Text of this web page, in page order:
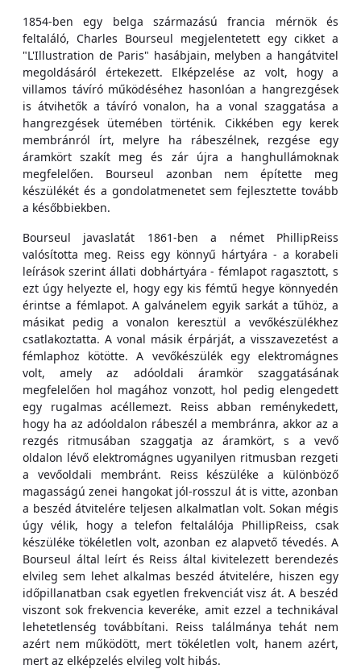
1854-ben egy belga származású francia mérnök és
feltaláló, Charles Bourseul megjelentetett egy cikket a
"L'Illustration de Paris" hasábjain, melyben a hangátvitel
megoldásáról értekezett. Elképzelése az volt, hogy a
villamos távíró működéséhez hasonlóan a hangrezgések
is átvihetők a távíró vonalon, ha a vonal szaggatása a
hangrezgések ütemében történik. Cikkében egy kerek
membránról írt, melyre ha rábeszélnek, rezgése egy
áramkört szakít meg és zár újra a hanghullámoknak
megfelelően. Bourseul azonban nem építette meg
készülékét és a gondolatmenetet sem fejlesztette tovább
a későbbiekben.
Bourseul javaslatát 1861-ben a német PhillipReiss
valósította meg. Reiss egy könnyű hártyára - a korabeli
leírások szerint állati dobhártyára - fémlapot ragasztott, s
ezt úgy helyezte el, hogy egy kis fémtű hegye könnyedén
érintse a fémlapot. A galvánelem egyik sarkát a tűhöz, a
másikat pedig a vonalon keresztül a vevőkészülékhez
csatlakoztatta. A vonal másik érpárját, a visszavezetést a
fémlaphoz kötötte. A vevőkészülék egy elektromágnes
volt, amely az adóoldali áramkör szaggatásának
megfelelően hol magához vonzott, hol pedig elengedett
egy rugalmas acéllemezt. Reiss abban reménykedett,
hogy ha az adóoldalon rábeszél a membránra, akkor az a
rezgés ritmusában szaggatja az áramkört, s a vevő
oldalon lévő elektromágnes ugyanilyen ritmusban rezgeti
a vevőoldali membránt. Reiss készüléke a különböző
magasságú zenei hangokat jól-rosszul át is vitte, azonban
a beszéd átvitelére teljesen alkalmatlan volt. Sokan mégis
úgy vélik, hogy a telefon feltalálója PhillipReiss, csak
készüléke tökéletlen volt, azonban ez alapvető tévedés. A
Bourseul által leírt és Reiss által kivitelezett berendezés
elvileg sem lehet alkalmas beszéd átvitelére, hiszen egy
időpillanatban csak egyetlen frekvenciát visz át. A beszéd
viszont sok frekvencia keveréke, amit ezzel a technikával
lehetetlenség továbbítani. Reiss találmánya tehát nem
azért nem működött, mert tökéletlen volt, hanem azért,
mert az elképzelés elvileg volt hibás.